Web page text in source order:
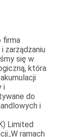
firma
zarządzaniu
się w
która
i
do
i
Limited
ramach